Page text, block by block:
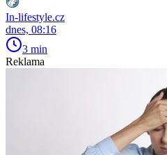
In-lifestyle.cz
dnes, 08:16
3 min
Reklama